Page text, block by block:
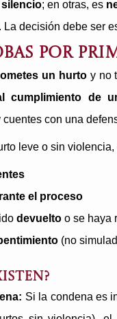
; en otras, es
. La decisión debe ser
por
un hurtoy no
cumplimiento de
con una
leve o sin
el proceso
devuelto o se haya
(no
Si la condena es